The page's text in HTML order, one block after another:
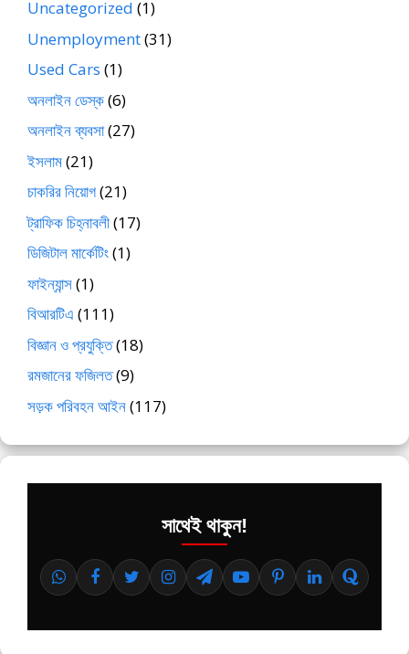
Uncategorized (1)
Unemployment(31)
Used Cars (1)
অনলাইন ডেস্ক(6)
অনলাইন ব্যবসা(27)
ইসলাম(21)
চাকরির নিয়োগ(21)
ট্রাফিক চিহ্নাবলী(17)
ডিজিটাল মার্কেটিং(1)
ফাইন্যান্স(1)
বিআরটিএ (111)
বিজ্ঞান ও প্রযুক্তি(18)
রমজানের ফজিলত(9)
সড়ক পরিবহন আইন(117)
সাথেই থাকুন!